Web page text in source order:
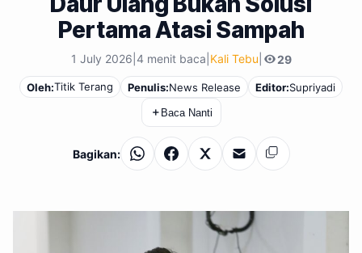
Pertama Atasi Sampah
1 July 2026 4 menit baca Kali Tebu 29
Oleh:Titik Terang Penulis:News Release Editor:Supriyadi
＋ Baca Nanti
Bagikan: WhatsAppFacebook
X EmailSalin